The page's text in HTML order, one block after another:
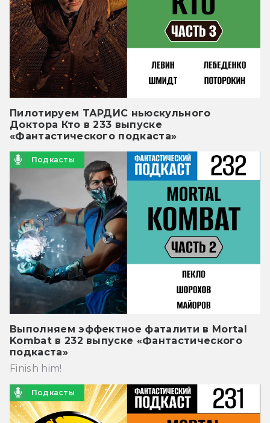
Пилотируем ТАРДИС ньюскульного
Доктора Кто в 233 выпуске
«Фантастического подкаста»
Подкасты
Выполняем эффектное фаталити в Mortal
Kombat в 232 выпуске «Фантастического
подкаста»
Finish him!
Подкасты